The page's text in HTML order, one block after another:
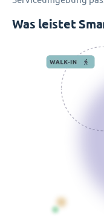
Was leistet